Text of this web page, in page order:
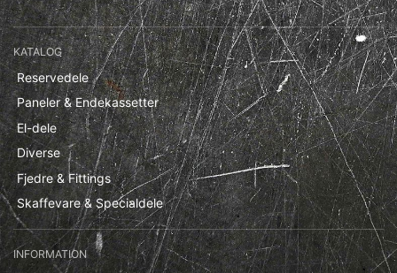
KATALOG
Reservedele
Paneler & Endekassetter
El-dele
Diverse
Fjedre & Fittings
Skaffevare & Specialdele
INFORMATION